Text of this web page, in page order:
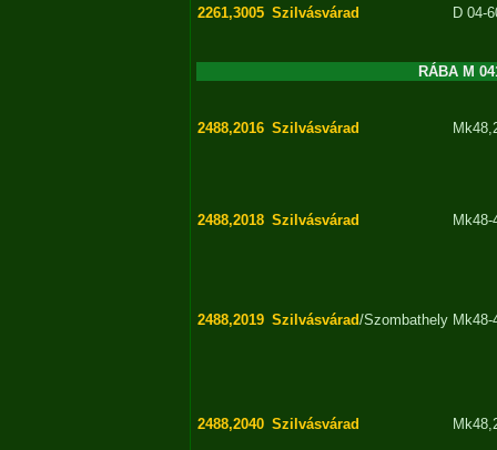
2261,3005 Szilvásvárad D 04-
RÁBA M
2488,2016 Szilvásvárad
2488,2018 Szilvásvárad Mk48-
2488,2019 Szilvásvárad/Szombathely Mk48-
2488,2040 Szilvásvárad